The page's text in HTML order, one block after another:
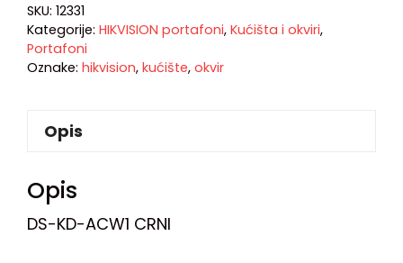
SKU: 12331
Kategorije: HIKVISION portafoni, Kućišta i okviri,
Portafoni
Oznake: hikvision, kućište, okvir
Opis
Opis
DS-KD-ACW1 CRNI